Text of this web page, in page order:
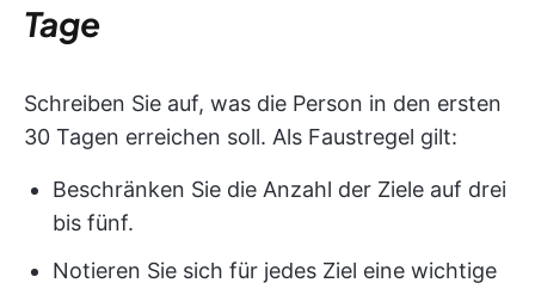
Tage
Schreiben Sie auf, was die Person in den ersten
30 Tagen erreichen soll. Als Faustregel gilt:
Beschränken Sie die Anzahl der Ziele auf drei
bis fünf.
Notieren Sie sich für jedes Ziel eine wichtige